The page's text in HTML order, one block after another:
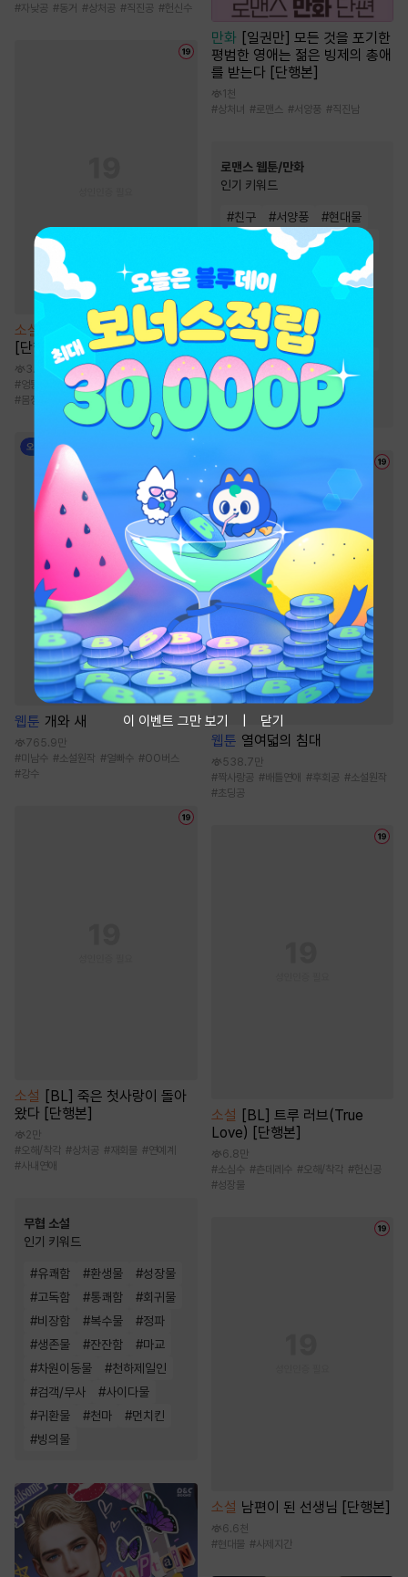
#자낮공 #동거 #상처공 #직진공 #헌신수
소설
팀장 오빠와 회의실에서
[단행본]
3.7천
#엉뚱녀 애교녀 나이차이
달달물
#몸정>맘정
웹툰 개와 새
765.9만
#미남수 #소설원작 #얼빠수 #OO버스
#강수
소설
[BL] 죽은 첫사랑이 돌아
왔다 [단행본]
2만
#오해/착각 #상처공 # 재회물 #연예계
#사내연애
무협 소설
인기 키워드
#유쾌함 #환생물 #성장물
#고독함 #통쾌함 #회귀물
#비장함 #복수물 #정파
#생존물 #잔잔함 #마교
#차원이동물 #천하제일인
#검객/무사 #사이다물
#귀환물 #천마 #먼치킨
#빙의물
만화
[일권만] 모든 것을 포기한
평범한 영애는 젊은 빙제의 총애
를 받는다 [단행본]
1천
#상처녀 #로맨스 #서양풍 #직진남
로맨스 웹툰/만화
인기 키워드
#친구 #서양풍 #현대물
힐링물
직진녀
#
#
#트라우마
#짝사랑 #오피스물
#재회물 #역사/시대물
#성장물 #재벌남
첫사랑
#능글남 #친구>연인
#동거
웹툰 열여덟의 침대
538.7만
#짝사랑공 #배틀연애 #후회공 #소설원작
#초딩공
소설 [BL] 트루 러브(True
Love) [단행본]
6.8만
#소심수 #츤데레수 #오해/착각 #헌신공
#성장물
소설 남편이 된 선생님 [단행본]
6.6천
#현대물 #사제지간
이 이벤트 그만 보기 닫기